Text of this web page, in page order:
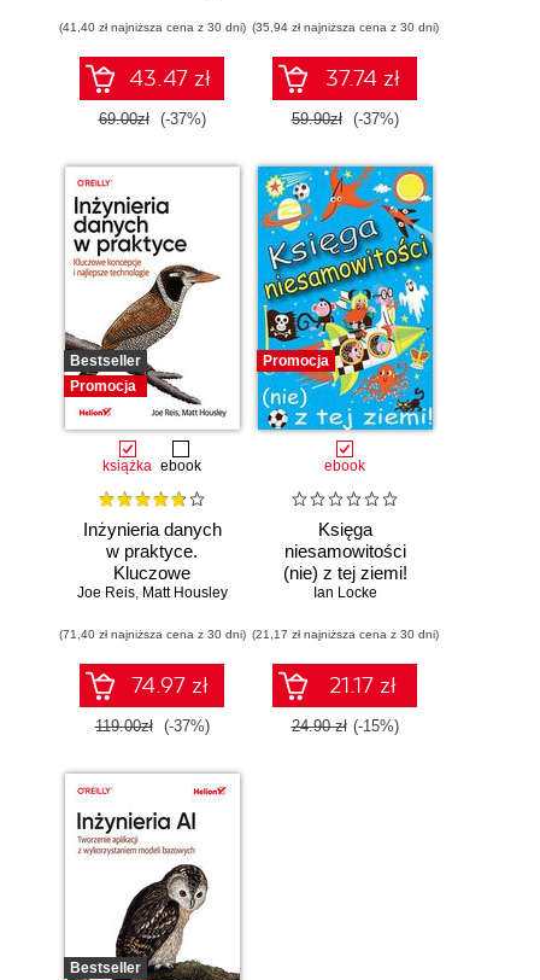
współczesnej
sztucznej
inteligencji
(41,40 zł najniższa cena z 30 dni)
43.47 zł
69.00zł (-37%)
świecie nauki
(35,94 zł najniższa cena z 30 dni)
37.74 zł
59.90zł (-37%)
Bestseller
Promocja
książka ebook
Inżynieria danych
w praktyce.
Kluczowe
koncepcje i
technologie
Joe Reis, Matt Housley
(71,40 zł najniższa cena z 30 dni)
74.97 zł
119.00zł (-37%)
Promocja
ebook
Księga
niesamowitości
(nie) z tej ziemi!
Księga faktów
niezwykłych
Ian Locke
(21,17 zł najniższa cena z 30 dni)
21.17 zł
24.90 zł (-15%)
Bestseller